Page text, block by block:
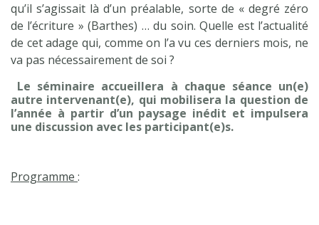
qu’il s’agissait là d’un préalable, sorte de « degré zéro
de l’écriture » (Barthes) … du soin. Quelle est l’actualité
de cet adage qui, comme on l’a vu ces derniers mois, ne
va pas nécessairement de soi ?
Le séminaire accueillera à chaque séance un(e)
autre intervenant(e), qui mobilisera la question de
l’année à partir d’un paysage inédit et impulsera
une discussion avec les participant(e)s.
Programme :